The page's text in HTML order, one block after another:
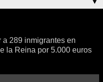
289 inmigrantes en
la Reina por 5.000 euros